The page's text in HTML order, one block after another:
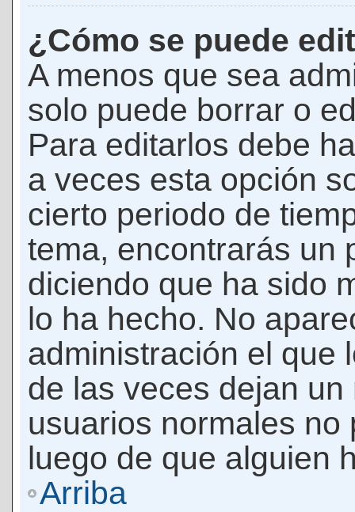
¿Cómo se puede
A menos que sea
solo puede borrar o
Para editarlos debe
a veces esta opción
cierto periodo de
tema, encontrarás un
diciendo que ha sido
lo ha hecho. No
administración el que
de las veces dejan
usuarios normales
luego de que alguien
Arriba